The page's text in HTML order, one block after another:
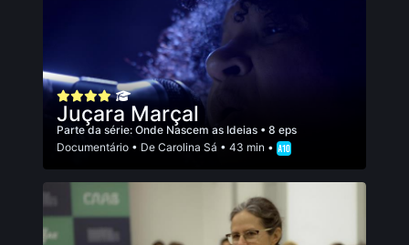
Juçara Marçal
Parte da série: Onde Nascem as Ideias • 8 eps
Documentário • De Carolina Sá • 43 min •